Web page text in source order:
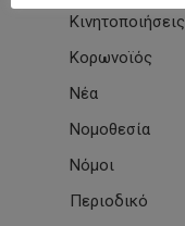
Κινητοποιήσεις
Κορωνοϊός
Νέα
Νομοθεσία
Νόμοι
Περιοδικό